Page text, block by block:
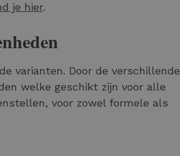
je hier.
varianten. Door de verschillende
welke geschikt zijn voor alle
voor zowel formele als